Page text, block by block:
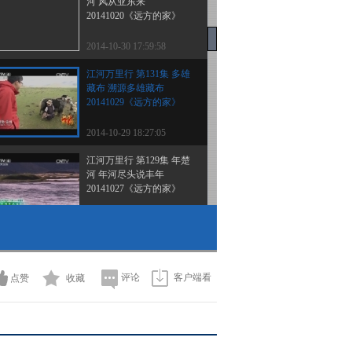
20141020《远方的家》
2014-10-30 17:59:58
江河万里行 第131集 多雄
藏布 溯源多雄藏布
20141029《远方的家》
2014-10-29 18:27:05
江河万里行 第129集 年楚
河 年河尽头说丰年
20141027《远方的家》
2014-10-26 12:13:59
《远方的家》 20141026
点赞 收藏 评论 客户端看